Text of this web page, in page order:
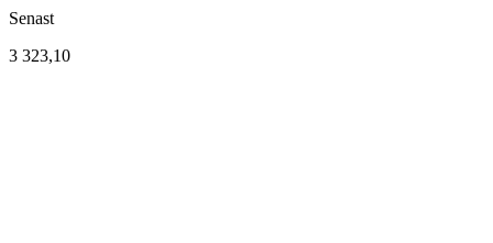
Senast
3 323,10